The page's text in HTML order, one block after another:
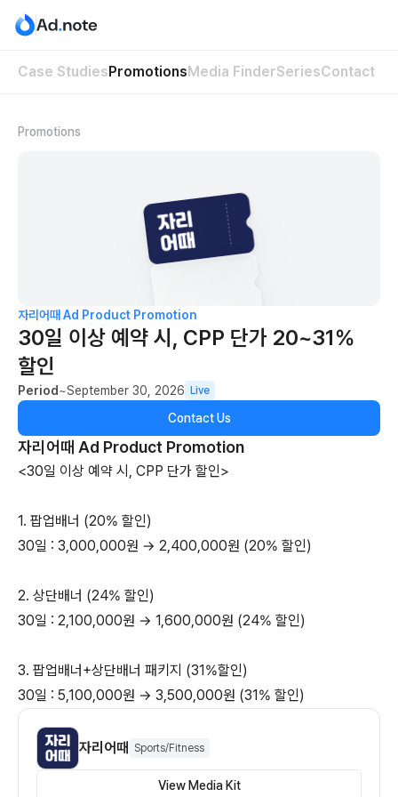
Case StudiesPromotionsMedia FinderSeriesContact
Promotions
자리어때 Ad Product Promotion
30일 이상 예약 시, CPP 단가 20~31%
할인
Period~September 30, 2026 Live
Contact Us
자리어때 Ad Product Promotion
<30일 이상 예약 시, CPP 단가 할인>
1. 팝업배너 (20% 할인)
30일 : 3,000,000원 → 2,400,000원 (20% 할인)
2. 상단배너 (24% 할인)
30일 : 2,100,000원 → 1,600,000원 (24% 할인)
3. 팝업배너+상단배너 패키지 (31%할인)
30일 : 5,100,000원 → 3,500,000원 (31% 할인)
자리어때 Sports/Fitness
View Media Kit